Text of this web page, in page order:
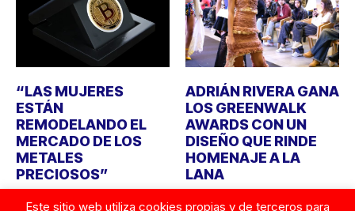
“LAS MUJERES
ESTÁN
REMODELANDO EL
MERCADO DE LOS
METALES
PRECIOSOS”
ADRIÁN RIVERA GANA
LOS GREENWALK
AWARDS CON UN
DISEÑO QUE RINDE
HOMENAJE A LA
LANA
Este sitio web utiliza cookies propias y de terceros para